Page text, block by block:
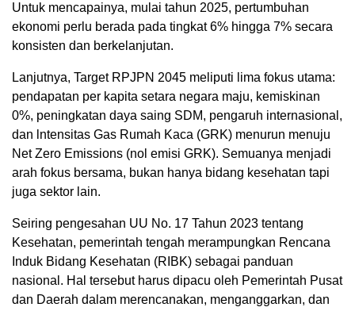
Untuk mencapainya, mulai tahun 2025, pertumbuhan
ekonomi perlu berada pada tingkat 6% hingga 7% secara
konsisten dan berkelanjutan.
Lanjutnya, Target RPJPN 2045 meliputi lima fokus utama:
pendapatan per kapita setara negara maju, kemiskinan
0%, peningkatan daya saing SDM, pengaruh internasional,
dan lntensitas Gas Rumah Kaca (GRK) menurun menuju
Net Zero Emissions (nol emisi GRK). Semuanya menjadi
arah fokus bersama, bukan hanya bidang kesehatan tapi
juga sektor lain.
Seiring pengesahan UU No. 17 Tahun 2023 tentang
Kesehatan, pemerintah tengah merampungkan Rencana
Induk Bidang Kesehatan (RIBK) sebagai panduan
nasional. Hal tersebut harus dipacu oleh Pemerintah Pusat
dan Daerah dalam merencanakan, menganggarkan, dan